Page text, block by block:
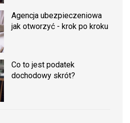
Agencja ubezpieczeniowa
jak otworzyć - krok po kroku
Co to jest podatek
dochodowy skrót?